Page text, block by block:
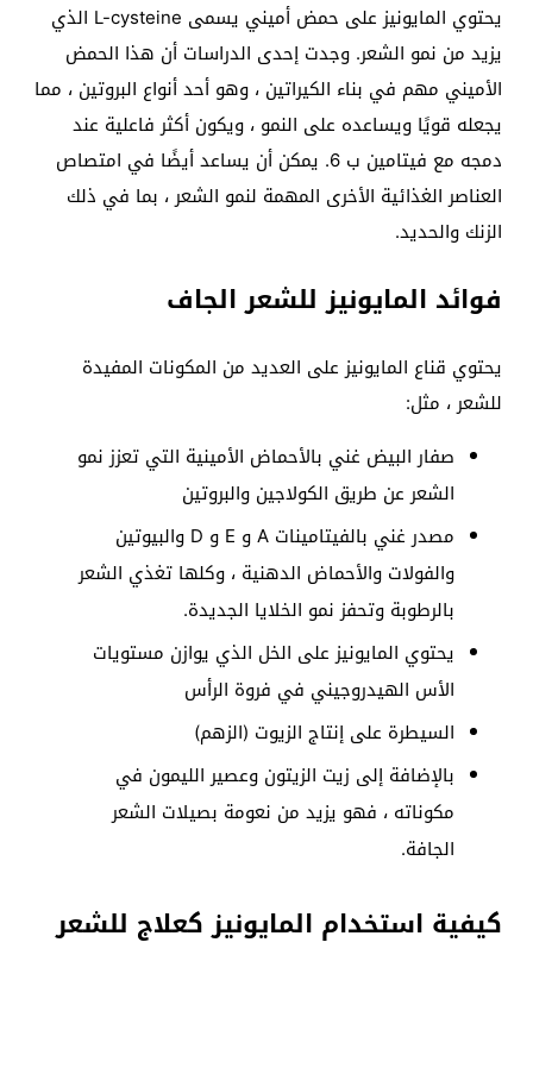
يحتوي المايونيز على حمض أميني يسمى L-cysteine ​​الذي
يزيد من نمو الشعر. وجدت إحدى الدراسات أن هذا الحمض
الأميني مهم في بناء الكيراتين ، وهو أحد أنواع البروتين ، مما
يجعله قويًا ويساعده على النمو ، ويكون أكثر فاعلية عند
دمجه مع فيتامين ب 6. يمكن أن يساعد أيضًا في امتصاص
العناصر الغذائية الأخرى المهمة لنمو الشعر ، بما في ذلك
الزنك والحديد.
فوائد المايونيز للشعر الجاف
يحتوي قناع المايونيز على العديد من المكونات المفيدة
للشعر ، مثل:
صفار البيض غني بالأحماض الأمينية التي تعزز نمو
الشعر عن طريق الكولاجين والبروتين
مصدر غني بالفيتامينات A و E و D والبيوتين
والفولات والأحماض الدهنية ، وكلها تغذي الشعر
بالرطوبة وتحفز نمو الخلايا الجديدة.
يحتوي المايونيز على الخل الذي يوازن مستويات
الأس الهيدروجيني في فروة الرأس
السيطرة على إنتاج الزيوت (الزهم)
بالإضافة إلى زيت الزيتون وعصير الليمون في
مكوناته ، فهو يزيد من نعومة بصيلات الشعر
الجافة.
كيفية استخدام المايونيز كعلاج للشعر